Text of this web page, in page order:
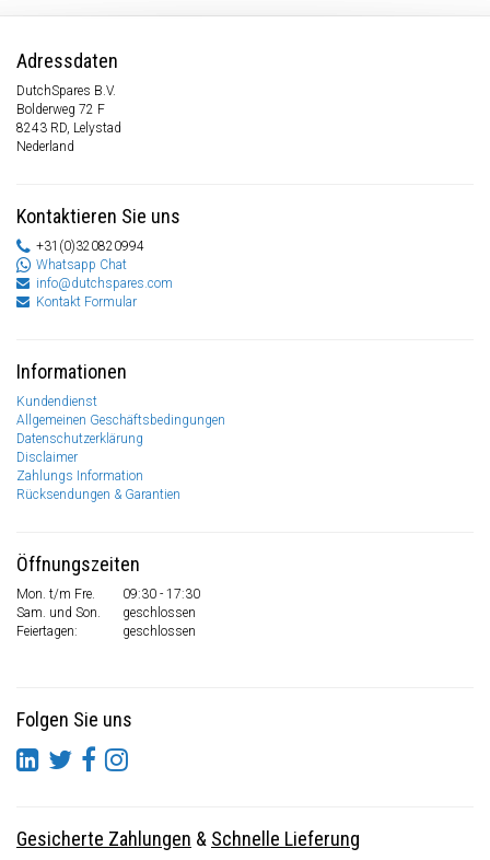
Adressdaten
DutchSpares B.V.
Bolderweg 72 F
8243 RD, Lelystad
Nederland
Kontaktieren Sie uns
+31(0)320820994
Whatsapp Chat
info@dutchspares.com
Kontakt Formular
Informationen
Kundendienst
Allgemeinen Geschäftsbedingungen
Datenschutzerklärung
Disclaimer
Zahlungs Information
Rücksendungen & Garantien
Öffnungszeiten
Mon. t/m Fre.
09:30 - 17:30
Sam. und Son.
geschlossen
Feiertagen:
geschlossen
Folgen Sie uns
Gesicherte Zahlungen & Schnelle Lieferung